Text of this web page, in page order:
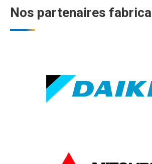
Nos partenaires